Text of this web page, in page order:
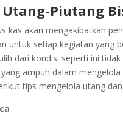
Piutang
kas akan mengakibatkan
untuk setiap kegiatan yang
dari kondisi seperti ini
ampuh dalam
tips mengelola utang